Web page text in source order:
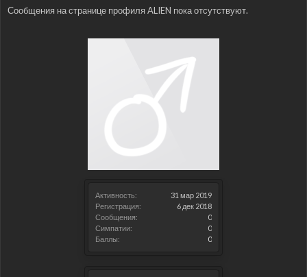
Активность:
31 мар 2019
Регистрация:
6 дек 2018
Сообщения:
0
Симпатии:
0
Баллы:
0
Сообщения на странице профиля ALIEN пока отсутствуют.